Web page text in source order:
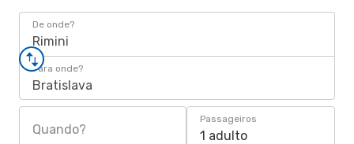
De onde?
Rimini
Para onde?
Bratislava
Quando?
Passageiros
1 adulto